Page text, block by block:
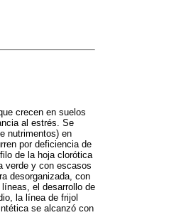
crecen en suelos
al estrés. Se
nutrimentos) en
por deficiencia de
de la hoja clorótica
verde y con escasos
desorganizada, con
el desarrollo de
la línea de frijol
se alcanzó con